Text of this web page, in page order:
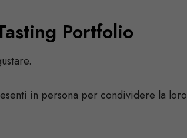
Portfolio
in persona per condividere la loro